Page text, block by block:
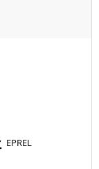
EPREL